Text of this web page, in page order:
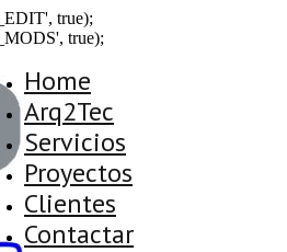
true);
true);
Home
Arq2Tec
Servicios
Proyectos
Clientes
Contactar